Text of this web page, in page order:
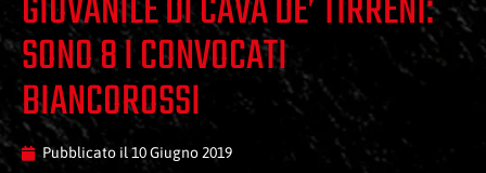
SONO 8 I CONVOCATI
BIANCOROSSI
Pubblicato il 10 Giugno 2019